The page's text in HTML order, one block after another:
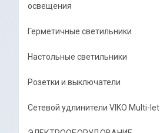
освещения
Герметичные светильники
Настольные светильники
Розетки и выключатели
Сетевой удлинители VIKO Multi-let